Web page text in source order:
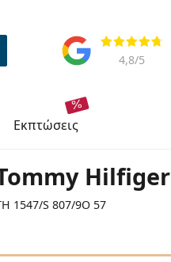
Αξιολογήσεις
4,8/5
εκπτώσεις
Hilfiger
1547/S 807/9O 57